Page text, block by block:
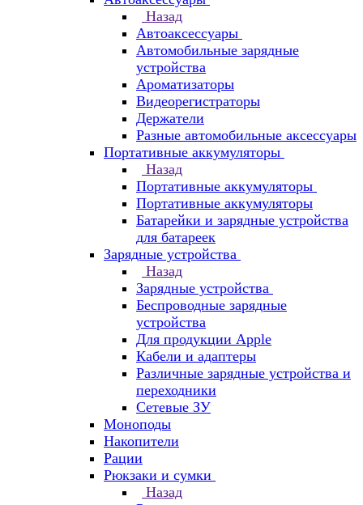
Назад
Автоаксессуары
Автомобильные зарядные
устройства
Ароматизаторы
Видеорегистраторы
Держатели
Разные автомобильные аксессуары
Портативные аккумуляторы
Назад
Портативные аккумуляторы
Портативные аккумуляторы
Батарейки и зарядные устройства
для батареек
Зарядные устройства
Назад
Зарядные устройства
Беспроводные зарядные
устройства
Для продукции Apple
Кабели и адаптеры
Различные зарядные устройства и
переходники
Сетевые ЗУ
Моноподы
Накопители
Рации
Рюкзаки и сумки
Назад